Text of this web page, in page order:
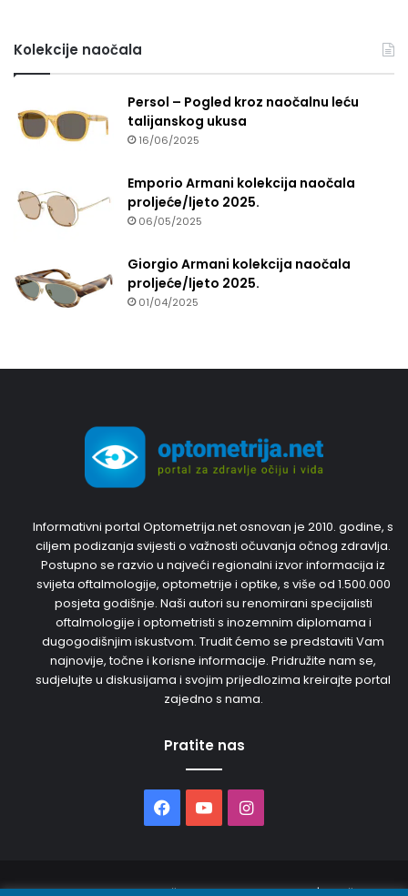
Kolekcije naočala
Persol – Pogled kroz naočalnu leću
talijanskog ukusa
16/06/2025
Emporio Armani kolekcija naočala
proljeće/ljeto 2025.
06/05/2025
Giorgio Armani kolekcija naočala
proljeće/ljeto 2025.
01/04/2025
Informativni portal Optometrija.net osnovan je 2010. godine, s
ciljem podizanja svijesti o važnosti očuvanja očnog zdravlja.
Postupno se razvio u najveći regionalni izvor informacija iz
svijeta oftalmologije, optometrije i optike, s više od 1.500.000
posjeta godišnje. Naši autori su renomirani specijalisti
oftalmologije i optometristi s inozemnim diplomama i
dugogodišnjim iskustvom. Trudit ćemo se predstaviti Vam
najnovije, točne i korisne informacije. Pridružite nam se,
sudjelujte u diskusijama i svojim prijedlozima kreirajte portal
zajedno s nama.
Pratite nas
Facebook
YouTubeInstagram